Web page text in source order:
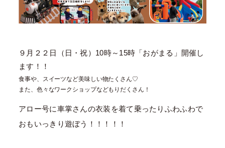
９月２２日（日・祝）10時～15時「おがまる」開催し
ます！！
食事や、スイーツなど美味しい物たくさん♡
また、色々なワークショップなどもりだくさん！
アロー号に車掌さんの衣装を着て乗ったりふわふわで
おもいっきり遊ぼう！！！！！